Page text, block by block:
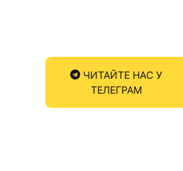
ЧИТАЙТЕ НАС У
ТЕЛЕГРАМ